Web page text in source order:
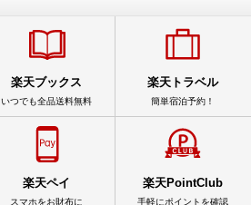
楽天ブックス
いつでも全品送料無料
楽天トラベル
簡単宿泊予約！
楽天ペイ
スマホをお財布に
楽天PointClub
手軽にポイントを確認